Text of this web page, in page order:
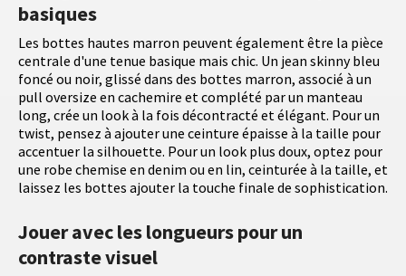
basiques
Les bottes hautes marron peuvent également être la pièce
centrale d'une tenue basique mais chic. Un jean skinny bleu
foncé ou noir, glissé dans des bottes marron, associé à un
pull oversize en cachemire et complété par un manteau
long, crée un look à la fois décontracté et élégant. Pour un
twist, pensez à ajouter une ceinture épaisse à la taille pour
accentuer la silhouette. Pour un look plus doux, optez pour
une robe chemise en denim ou en lin, ceinturée à la taille, et
laissez les bottes ajouter la touche finale de sophistication.
Jouer avec les longueurs pour un
contraste visuel